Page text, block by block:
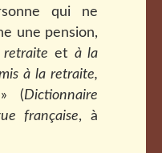
qui ne
une pension,
retraite et à la
à la retraite,
(Dictionnaire
française, à